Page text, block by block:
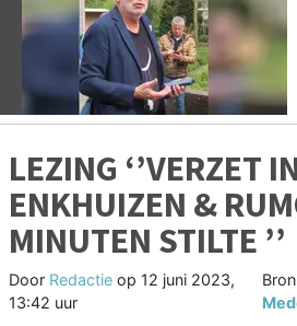
Vorige
LEZING ‘’VERZET
ENKHUIZEN &
MINUTEN STILTE ’’
Door Redactie op 12 juni 2023,
13:42 uur